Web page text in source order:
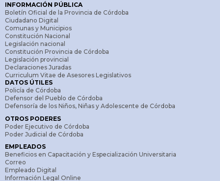
INFORMACIÓN PÚBLICA
Boletín Oficial de la Provincia de Córdoba
Ciudadano Digital
Comunas y Municipios
Constitución Nacional
Legislación nacional
Constitución Provincia de Córdoba
Legislación provincial
Declaraciones Juradas
Curriculum Vitae de Asesores Legislativos
DATOS ÚTILES
Policía de Córdoba
Defensor del Pueblo de Córdoba
Defensoría de los Niños, Niñas y Adolescente de Córdoba
OTROS PODERES
Poder Ejecutivo de Córdoba
Poder Judicial de Córdoba
EMPLEADOS
Beneficios en Capacitación y Especialización Universitaria
Correo
Empleado Digital
Información Legal Online